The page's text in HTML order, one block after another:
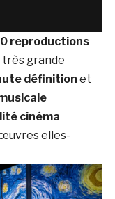
reproductions
grande
définition et
cinéma
elles-